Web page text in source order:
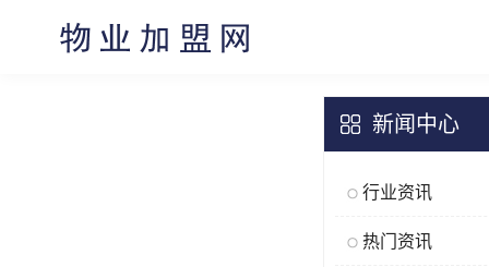
新闻中心
行业资讯
热门资讯